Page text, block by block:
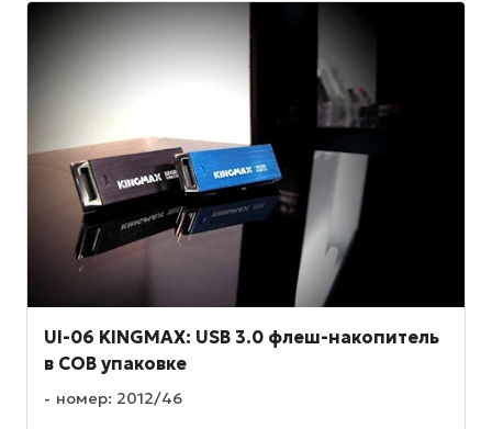
UI-06 KINGMAX: USB 3.0 флеш-накопитель
в COB упаковке
номер: 2012/46